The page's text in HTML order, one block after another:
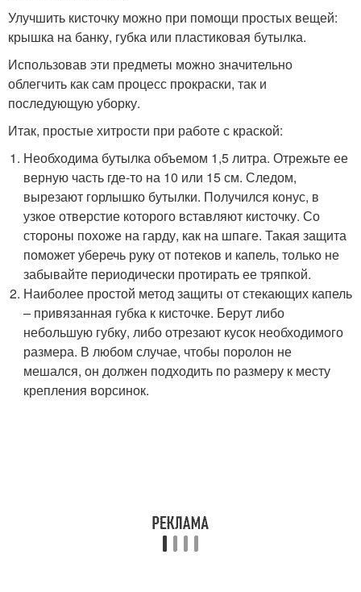
Улучшить кисточку можно при помощи простых вещей:
крышка на банку, губка или пластиковая бутылка.
Использовав эти предметы можно значительно
облегчить как сам процесс прокраски, так и
последующую уборку.
Итак, простые хитрости при работе с краской:
Необходима бутылка объемом 1,5 литра. Отрежьте ее
верную часть где-то на 10 или 15 см. Следом,
вырезают горлышко бутылки. Получился конус, в
узкое отверстие которого вставляют кисточку. Со
стороны похоже на гарду, как на шпаге. Такая защита
поможет уберечь руку от потеков и капель, только не
забывайте периодически протирать ее тряпкой.
Наиболее простой метод защиты от стекающих капель
– привязанная губка к кисточке. Берут либо
небольшую губку, либо отрезают кусок необходимого
размера. В любом случае, чтобы поролон не
мешался, он должен подходить по размеру к месту
крепления ворсинок.